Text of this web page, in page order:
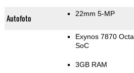
Autofoto 22mm 5-MP
Exynos 7870 Octa
SoC
3GB RAM